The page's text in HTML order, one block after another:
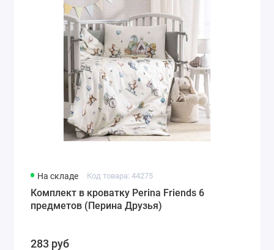
На складе Код товара: 44275
Комплект в кроватку Perina Friends 6
предметов (Перина Друзья)
283 руб